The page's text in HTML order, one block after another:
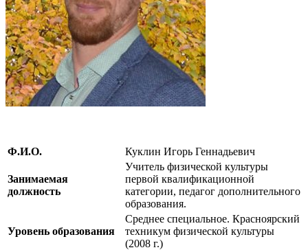
Ф.И.О. Куклин Игорь Геннадьевич
Занимаемая
должность
Учитель физической культуры
первой квалификационной
категории, педагог дополнительного
образования.
Уровень образования
Среднее специальное. Красноярский
техникум физической культуры
(2008 г.)